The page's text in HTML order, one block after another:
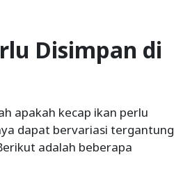
Disimpan di
apakah kecap ikan perlu
dapat bervariasi tergantung
adalah beberapa